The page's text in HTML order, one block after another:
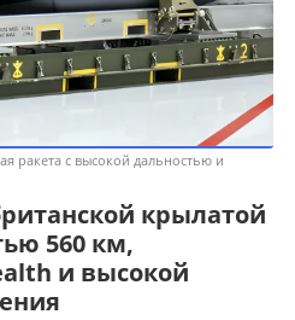
ракета с высокой дальностью и
крылатой
560 км,
и высокой